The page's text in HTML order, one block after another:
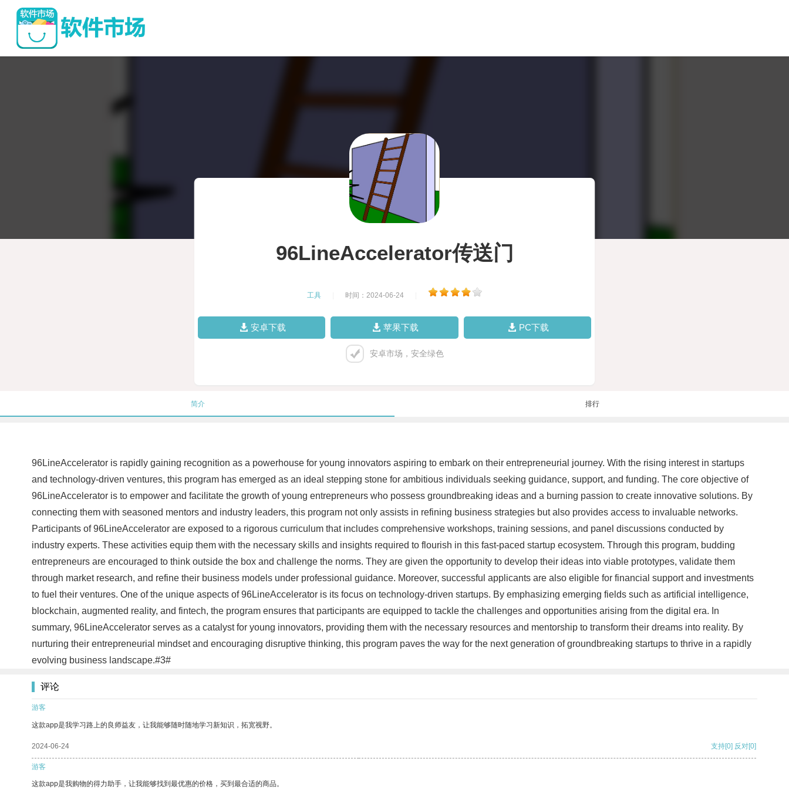
96LineAccelerator传送门
工具 时间：2024-06-24
安卓下载 苹果下载 PC下载
安卓市场，安全绿色
简介 排行
96LineAccelerator is rapidly gaining recognition as a powerhouse for young innovators aspiring to embark on their entrepreneurial journey. With the rising interest in startups
and technology-driven ventures, this program has emerged as an ideal stepping stone for ambitious individuals seeking guidance, support, and funding. The core objective of
96LineAccelerator is to empower and facilitate the growth of young entrepreneurs who possess groundbreaking ideas and a burning passion to create innovative solutions. By
connecting them with seasoned mentors and industry leaders, this program not only assists in refining business strategies but also provides access to invaluable networks.
Participants of 96LineAccelerator are exposed to a rigorous curriculum that includes comprehensive workshops, training sessions, and panel discussions conducted by
industry experts. These activities equip them with the necessary skills and insights required to flourish in this fast-paced startup ecosystem. Through this program, budding
entrepreneurs are encouraged to think outside the box and challenge the norms. They are given the opportunity to develop their ideas into viable prototypes, validate them
through market research, and refine their business models under professional guidance. Moreover, successful applicants are also eligible for financial support and investments
to fuel their ventures. One of the unique aspects of 96LineAccelerator is its focus on technology-driven startups. By emphasizing emerging fields such as artificial intelligence,
blockchain, augmented reality, and fintech, the program ensures that participants are equipped to tackle the challenges and opportunities arising from the digital era. In
summary, 96LineAccelerator serves as a catalyst for young innovators, providing them with the necessary resources and mentorship to transform their dreams into reality. By
nurturing their entrepreneurial mindset and encouraging disruptive thinking, this program paves the way for the next generation of groundbreaking startups to thrive in a rapidly
evolving business landscape.#3#
评论
游客
这款app是我学习路上的良师益友，让我能够随时随地学习新知识，拓宽视野。
2024-06-24 支持[0] 反对[0]
游客
这款app是我购物的得力助手，让我能够找到最优惠的价格，买到最合适的商品。